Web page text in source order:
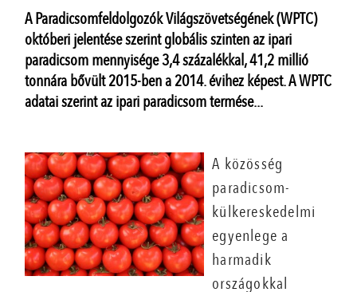
A Paradicsomfeldolgozók Világszövetségének (WPTC)
októberi jelentése szerint globális szinten az ipari
paradicsom mennyisége 3,4 százalékkal, 41,2 millió
tonnára bővült 2015-ben a 2014. évihez képest. A WPTC
adatai szerint az ipari paradicsom termése...
A közösség
paradicsom-
külkereskedelmi
egyenlege a
harmadik
országokkal